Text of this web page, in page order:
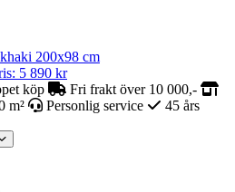
200x98 cm
5 890 kr
köp
Fri frakt över 10 000,-
m²
Personlig service
45 års